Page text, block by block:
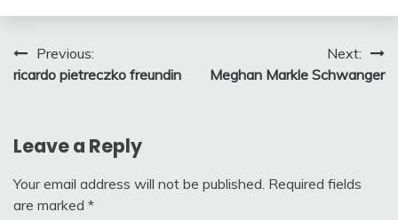
Meme
Post
navigation
Previous:
ricardo pietreczko freundin
Next:
Meghan Markle Schwanger
Leave a Reply
Your email address will not be published. Required fields
are marked *